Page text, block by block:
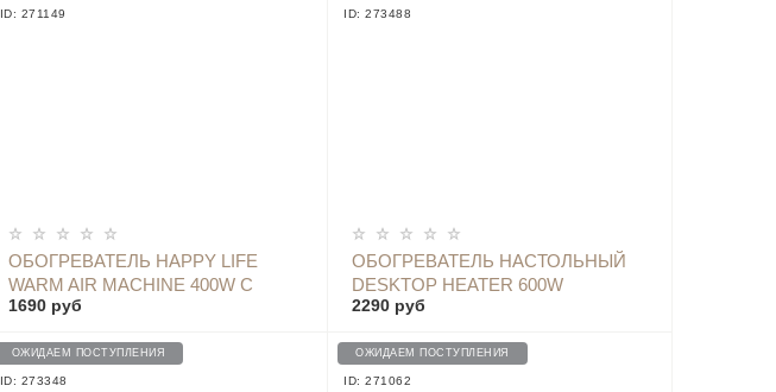
ID: 271149
ОБОГРЕВАТЕЛЬ HAPPY LIFE
WARM AIR MACHINE 400W С
ГРЕЛКОЙ ДЛЯ РУК
1690 руб
ОПОВЕСТИТЬ
ID: 273488
ОБОГРЕВАТЕЛЬ НАСТОЛЬНЫЙ
DESKTOP HEATER 600W
(ZMNFJ01YM)
2290 руб
ОПОВЕСТИТЬ
ОЖИДАЕМ ПОСТУПЛЕНИЯ
ID: 273348
ОЖИДАЕМ ПОСТУПЛЕНИЯ
ID: 271062